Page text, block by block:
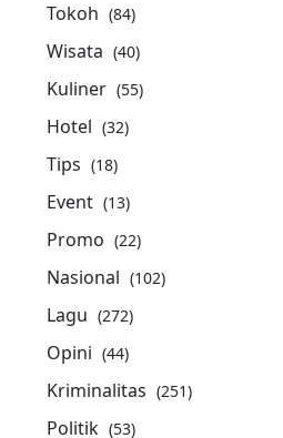
Tokoh (84)
Wisata (40)
Kuliner (55)
Hotel (32)
Tips (18)
Event (13)
Promo (22)
Nasional (102)
Lagu (272)
Opini (44)
Kriminalitas (251)
Politik (53)